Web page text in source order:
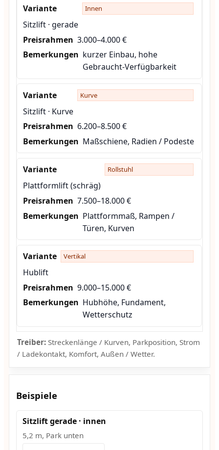
Innen
Sitzlift · gerade
3.000–4.000 €
kurzer Einbau, hohe
Gebraucht-Verfügbarkeit
Kurve
Sitzlift · Kurve
6.200–8.500 €
Maßschiene, Radien / Podeste
Rollstuhl
Plattformlift (schräg)
7.500–18.000 €
Plattformmaß, Rampen /
Türen, Kurven
Vertikal
Hublift
9.000–15.000 €
Hubhöhe, Fundament,
Wetterschutz
Treiber:Streckenlänge / Kurven, Parkposition, Strom
/ Ladekontakt, Komfort, Außen / Wetter.
Beispiele
Sitzlift gerade · innen
5,2 m, Park unten